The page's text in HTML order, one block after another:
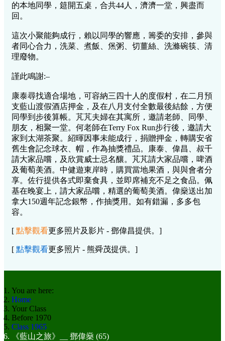
的本地同學，筵開五桌，合共44人，濟濟一堂，興盡而
回。
這次小聚能夠成行，賴以同學的響應，籌委的安排，參與
者同心合力，洗菜、煮飯、㷛粥、切薑絲、洗滌碗筷、清
理廢物。
謹此鳴謝:–
康泰尋找適合場地，可容納三四十人的度假村，在二月預
支藍山渡假酒店押金，及在八月支付全數最後結餘，方便
同學到步後算帳。芃芃夫婦在其寓所，邀請老師、同學、
朋友，相聚一堂。何老師在Terry Fox Run步行後，邀請大
家到太湖茶聚。紹暉因事未能成行，捐贈押金，轉購安省
舊生會記念球衣、帽，作為抽獎禮品。康泰、偉昌、叔千
請大家品嚐，及欣賞威士忌名釀。芃芃請大家品嚐，啤酒
及葡萄美酒。中健遊東岸時，購買當地果酒，與與會者分
享。佐行提供各式即棄食具，並即席補充不足之食品。佩
基在晚宴上，請大家品嚐，精選的葡萄美酒。偉燊送出加
拿大150週年記念銀幣，作抽獎用。如有錯漏，多多包
容。
[ 點擊觀看更多照片及影片 - 鄧偉昌提供。]
[ 點擊觀看更多照片 - 熊舜茂提供。]
You are here:
Home
Your Class
Before 1970
Class 1965
《藍山之旅》__ 鄧偉燊 (65)